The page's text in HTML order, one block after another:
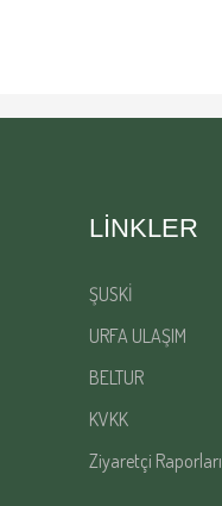
LINKLER
ŞUSKİ
URFA ULAŞIM
BELTUR
KVKK
Ziyaretçi Raporları